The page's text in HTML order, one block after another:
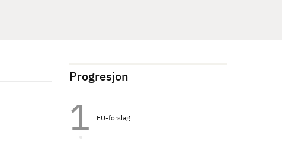
Progresjon
EU-forslag